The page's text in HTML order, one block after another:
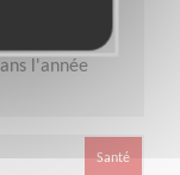
l'année
Santé